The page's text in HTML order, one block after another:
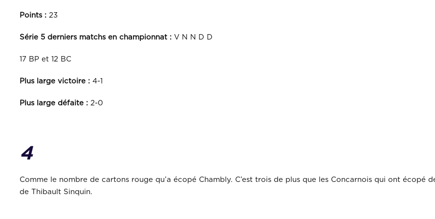
Points : 23
Série 5 derniers matchs en championnat : V N N D D
17 BP et 12 BC
Plus large victoire : 4-1
Plus large défaite : 2-0
4
Comme le nombre de cartons rouge qu’a écopé Chambly. C’est trois de plus que les Concarnois qui ont écopé
de Thibault Sinquin.